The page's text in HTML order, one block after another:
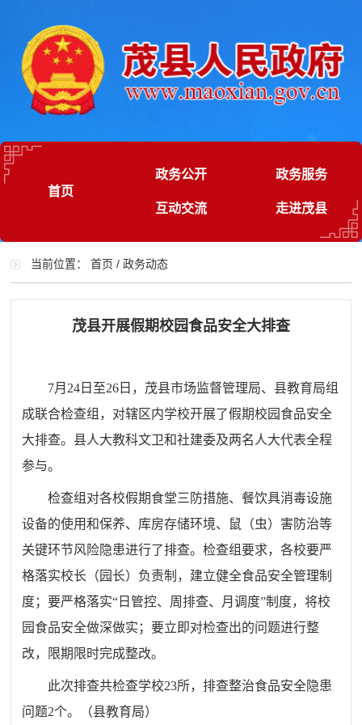
首页
政务公开 政务服务
互动交流 走进茂县
当前位置：首页 /政务动态
茂县开展假期校园食品安全大排查
7月24日至26日，茂县市场监督管理局、 县教育局组
成联合检查组，对辖区内学校开展了假期校园食品安全
大排查。 县人大教科文卫和社建委及两名人大代表全程
参与。
检查组对各校假期食堂三防措施、 餐饮具消毒设施
设备的使用和保养、库房存储环境、鼠（虫）害防治等
关键环节风险隐患进行了排查。检查组要求，各校要严
格落实校长（园长）负责制，建立健全食品安全管理制
度；要严格落实“日管控、周排查、月调度”制度，将校
园食品安全做深做实 ；要立即对检查出的问题进行整
改， 限期限时完成整改。
此次排查共检查学校23所，排查整治食品安全隐患
问题2个。
（县教育局）